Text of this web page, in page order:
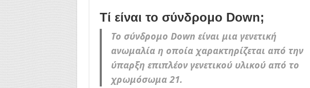
Τί είναι το σύνδρομο Down;
Το σύνδρομο Down είναι μια γενετική
ανωμαλία η οποία χαρακτηρίζεται από την
ύπαρξη επιπλέον γενετικού υλικού από το
χρωμόσωμα 21.